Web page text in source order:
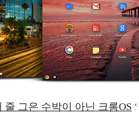
줄 그은 수박이 아닌 크롬OS